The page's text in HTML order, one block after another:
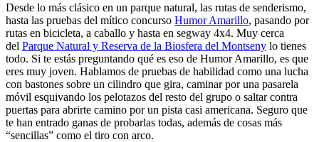
Desde lo más clásico en un parque natural, las rutas de senderismo,
hasta las pruebas del mítico concurso Humor Amarillo, pasando por
rutas en bicicleta, a caballo y hasta en segway 4x4. Muy cerca
del Parque Natural y Reserva de la Biosfera del Montseny lo tienes
todo. Si te estás preguntando qué es eso de Humor Amarillo, es que
eres muy joven. Hablamos de pruebas de habilidad como una lucha
con bastones sobre un cilindro que gira, caminar por una pasarela
móvil esquivando los pelotazos del resto del grupo o saltar contra
puertas para abrirte camino por un pista casi americana. Seguro que
te han entrado ganas de probarlas todas, además de cosas más
“sencillas” como el tiro con arco.